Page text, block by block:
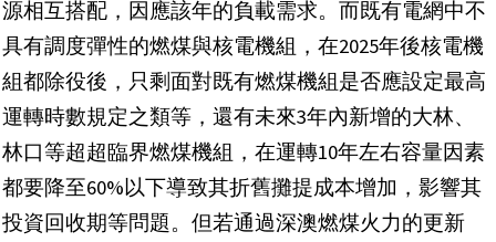
源相互搭配，因應該年的負載需求。而既有電網中不
具有調度彈性的燃煤與核電機組，在2025年後核電機
組都除役後，只剩面對既有燃煤機組是否應設定最高
運轉時數規定之類等，還有未來3年內新增的大林、
林口等超超臨界燃煤機組，在運轉10年左右容量因素
都要降至60%以下導致其折舊攤提成本增加，影響其
投資回收期等問題。但若通過深澳燃煤火力的更新